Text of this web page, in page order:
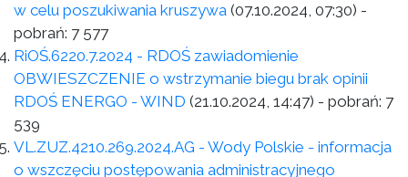
w celu poszukiwania kruszywa (07.10.2024, 07:30) -
pobrań: 7 577
RiOŚ.6220.7.2024 - RDOŚ zawiadomienie
OBWIESZCZENIE o wstrzymanie biegu brak opinii
RDOŚ ENERGO - WIND (21.10.2024, 14:47) - pobrań: 7
539
VL.ZUZ.4210.269.2024.AG - Wody Polskie - informacja
o wszczęciu postępowania administracyjnego